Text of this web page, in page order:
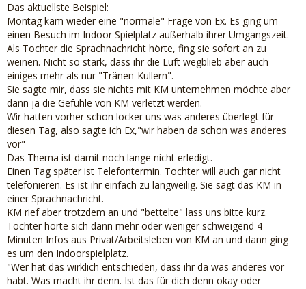
Das aktuellste Beispiel:
Montag kam wieder eine "normale" Frage von Ex. Es ging um
einen Besuch im Indoor Spielplatz außerhalb ihrer Umgangszeit.
Als Tochter die Sprachnachricht hörte, fing sie sofort an zu
weinen. Nicht so stark, dass ihr die Luft wegblieb aber auch
einiges mehr als nur "Tränen-Kullern".
Sie sagte mir, dass sie nichts mit KM unternehmen möchte aber
dann ja die Gefühle von KM verletzt werden.
Wir hatten vorher schon locker uns was anderes überlegt für
diesen Tag, also sagte ich Ex,"wir haben da schon was anderes
vor"
Das Thema ist damit noch lange nicht erledigt.
Einen Tag später ist Telefontermin. Tochter will auch gar nicht
telefonieren. Es ist ihr einfach zu langweilig. Sie sagt das KM in
einer Sprachnachricht.
KM rief aber trotzdem an und "bettelte" lass uns bitte kurz.
Tochter hörte sich dann mehr oder weniger schweigend 4
Minuten Infos aus Privat/Arbeitsleben von KM an und dann ging
es um den Indoorspielplatz.
"Wer hat das wirklich entschieden, dass ihr da was anderes vor
habt. Was macht ihr denn. Ist das für dich denn okay oder